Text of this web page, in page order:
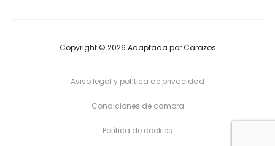
Copyright © 2026 Adaptada porCarazos
Aviso legal y política de privacidad
Condiciones de compra
Política de cookies